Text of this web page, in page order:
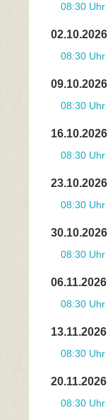
08:30 Uhr
02.10.2026
08:30 Uhr
09.10.2026
08:30 Uhr
16.10.2026
08:30 Uhr
23.10.2026
08:30 Uhr
30.10.2026
08:30 Uhr
06.11.2026
08:30 Uhr
13.11.2026
08:30 Uhr
20.11.2026
08:30 Uhr